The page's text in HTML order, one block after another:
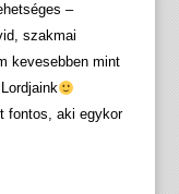
–
szakmai
kevesebben mint
fontos, aki egykor